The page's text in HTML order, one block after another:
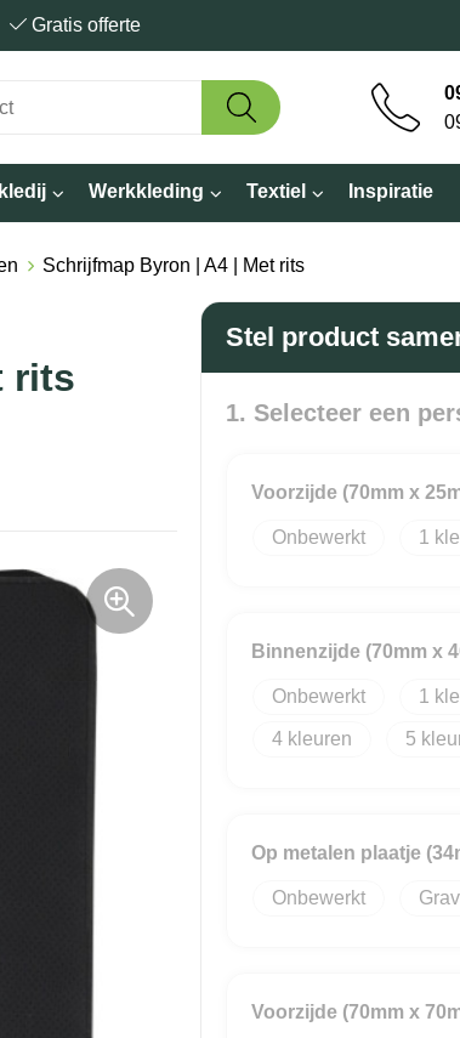
Gratis offerte
Werkkleding Textiel Inspiratie
Schrijfmap Byron | A4 | Met rits
rits
Stel product
1. Selecteer een
Voorzijde (70mm x
Onbewerkt 1
Binnenzijde (70mm x
Onbewerkt 1
4 5
Op metalen plaatje
Onbewerkt
Voorzijde (70mm x